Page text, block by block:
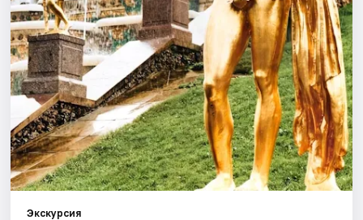
Артисты
Рейтинги
Экскурсия